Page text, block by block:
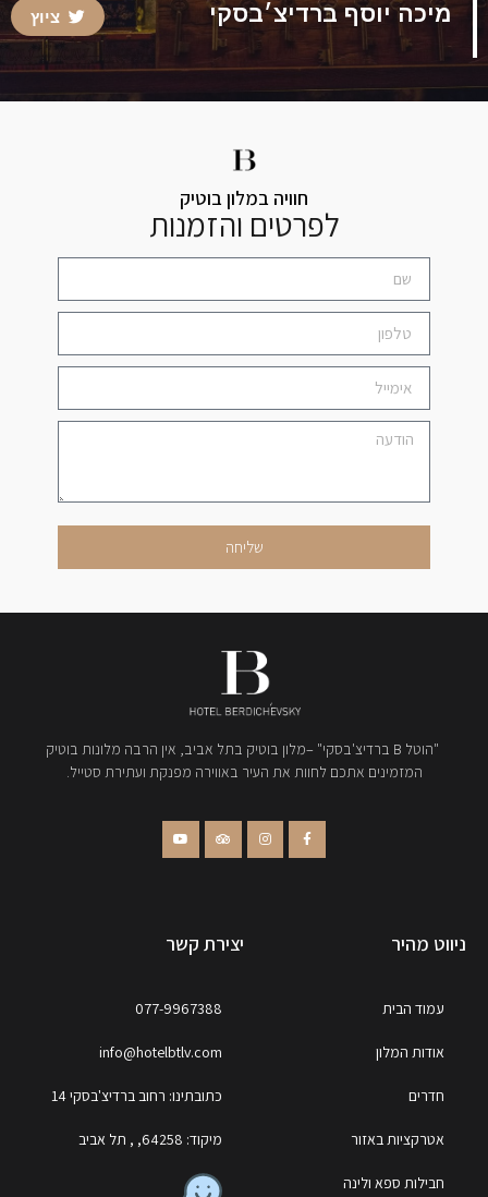
מיכה יוסף ברדיצ׳בסקי ציוץ
חוויה במלון בוטיק
לפרטים והזמנות
שליחה
"הוטל B ברדיצ'בסקי" –מלון בוטיק בתל אביב, אין הרבה מלונות בוטיק
המזמינים אתכם לחוות את העיר באווירה מפנקת ועתירת סטייל.
ניווט מהיר
עמוד הבית
אודות המלון
חדרים
אטרקציות באזור
חבילות ספא ולינה
יצירת קשר
077-9967388
info@hotelbtlv.com
כתובתינו: רחוב ברדיצ'בסקי 14
מיקוד: 64258, , תל אביב